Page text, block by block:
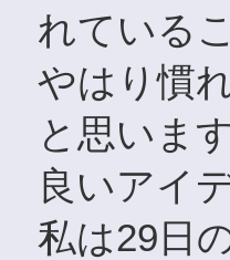
れている
やはり慣
と思いま
良いアイ
私は29日